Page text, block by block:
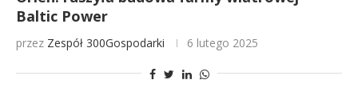
Baltic Power
przez Zespół 300Gospodarki 6 lutego 2025